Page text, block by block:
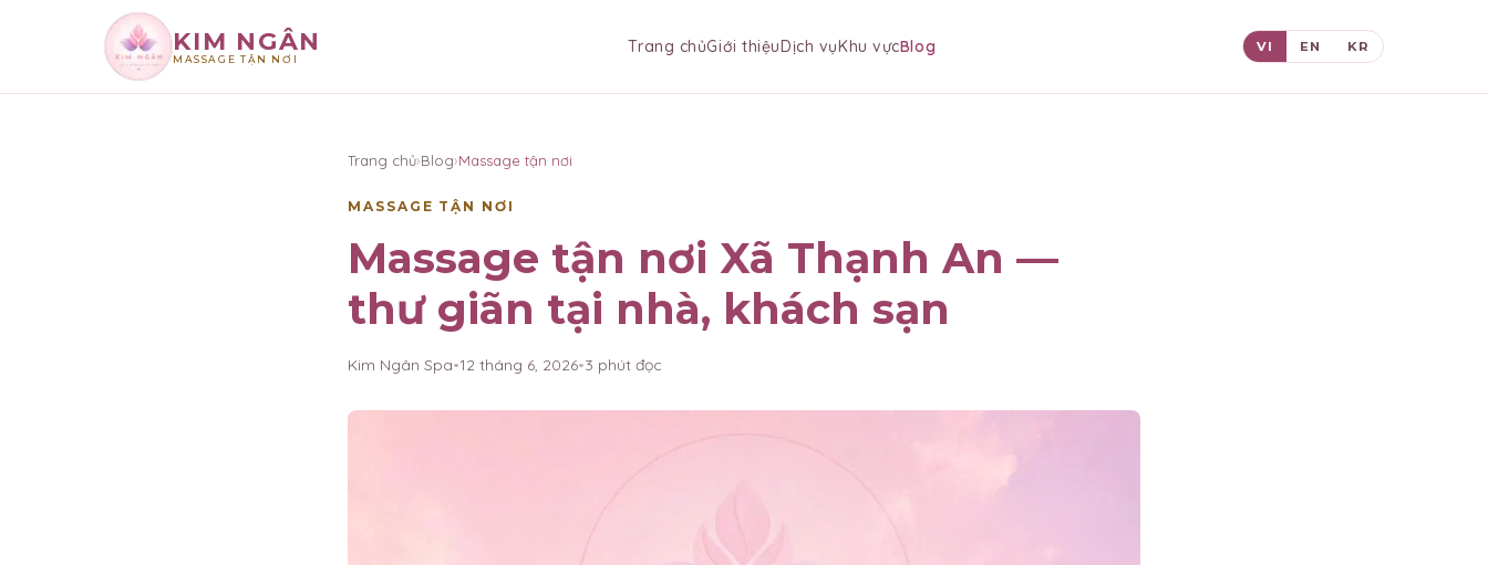
KIM NGÂN
MASSAGE TẬN NƠI
Trang chủGiới thiệuDịch vụKhu vựcBlog VI EN KR
Trang chủ›Blog›Massage tận nơi
MASSAGE TẬN NƠI
Massage tận nơi Xã Thạnh An —
thư giãn tại nhà, khách sạn
Kim Ngân Spa•12 tháng 6, 2026•3 phút đọc